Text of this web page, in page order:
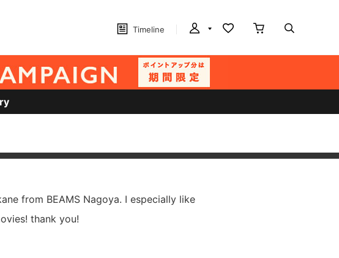
Timeline
from BEAMS Nagoya. I especially like
thank you!